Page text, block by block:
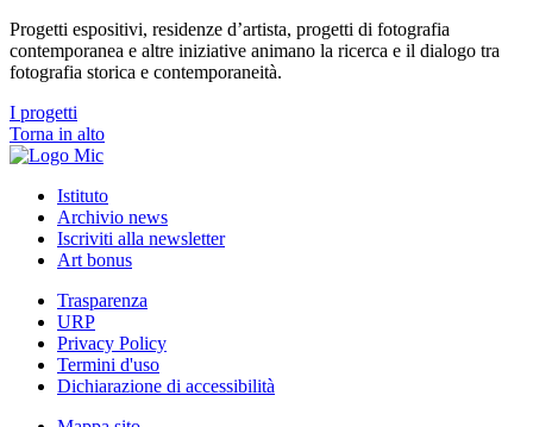
Progetti espositivi, residenze d’artista, progetti di fotografia
contemporanea e altre iniziative animano la ricerca e il dialogo tra
fotografia storica e contemporaneità.
I progetti
Torna in alto
Istituto
Archivio news
Iscriviti alla newsletter
Art bonus
Trasparenza
URP
Privacy Policy
Termini d'uso
Dichiarazione di accessibilità